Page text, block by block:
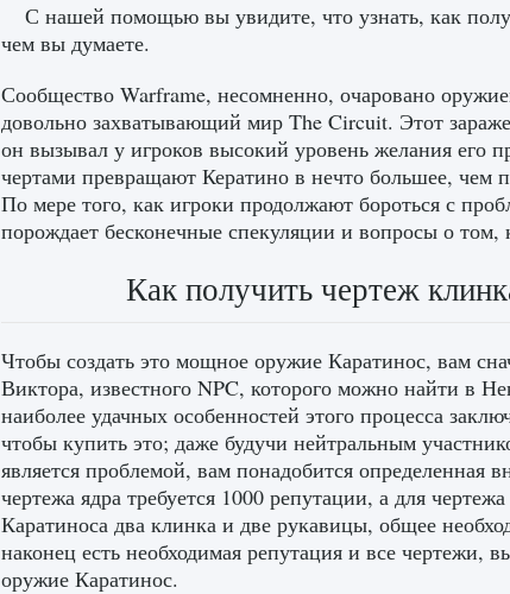
С нашей помощью вы увидите, что узнать, как
чем вы думаете.
Сообщество Warframe, несомненно, очаровано
довольно захватывающий мир The Circuit. Этот
он вызывал у игроков высокий уровень желания
чертами превращают Кератино в нечто большее, чем
По мере того, как игроки продолжают бороться с
порождает бесконечные спекуляции и вопросы о том,
Как получить чертеж
Чтобы создать это мощное оружие Каратинос, вам
Виктора, известного NPC, которого можно найти в
наиболее удачных особенностей этого процесса
чтобы купить это; даже будучи нейтральным
является проблемой, вам понадобится определенная
чертежа ядра требуется 1000 репутации, а для
Каратиноса два клинка и две рукавицы, общее
наконец есть необходимая репутация и все чертежи,
оружие Каратинос.